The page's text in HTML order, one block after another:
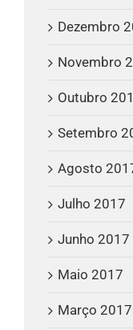
Dezembro
Novembro
Outubro
Setembro
Agosto
Julho 2017
Junho 2017
Maio 2017
Março 2017